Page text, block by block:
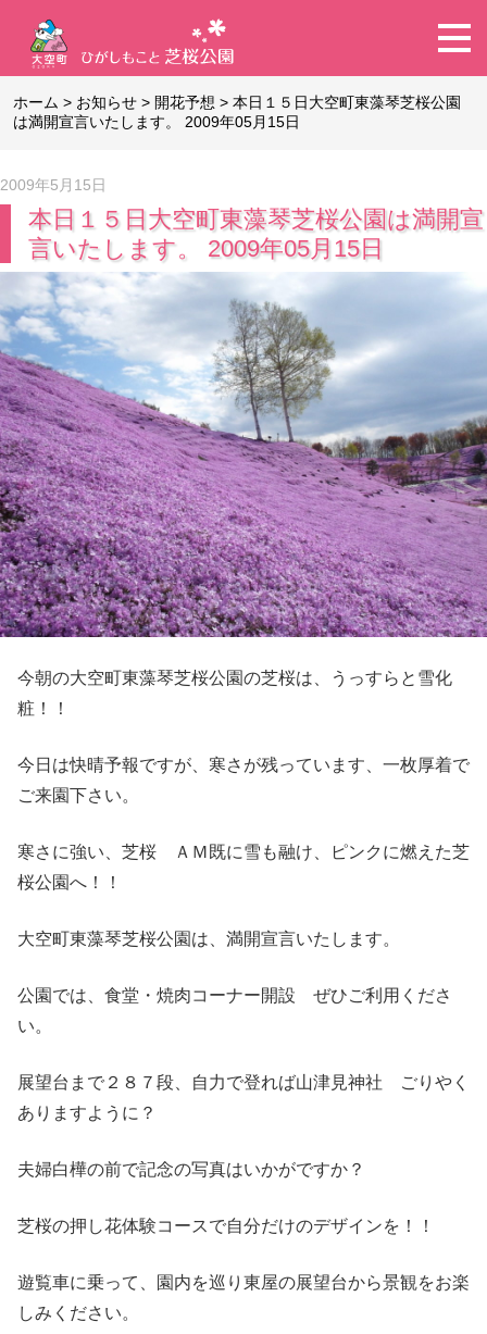
ホーム > お知らせ > 開花予想 >本日１５日大空町東藻琴芝桜公園
は満開宣言いたします。 2009年05月15日
2009年5月15日
本日１５日大空町東藻琴芝桜公園は満開宣
言いたします。 2009年05月15日
今朝の大空町東藻琴芝桜公園の芝桜は、うっすらと雪化
粧！！
今日は快晴予報ですが、寒さが残っています、一枚厚着で
ご来園下さい。
寒さに強い、芝桜 ＡＭ既に雪も融け、ピンクに燃えた芝
桜公園へ！！
大空町東藻琴芝桜公園は、満開宣言いたします。
公園では、食堂・焼肉コーナー開設 ぜひご利用くださ
い。
展望台まで２８７段、自力で登れば山津見神社 ごりやく
ありますように？
夫婦白樺の前で記念の写真はいかがですか？
芝桜の押し花体験コースで自分だけのデザインを！！
遊覧車に乗って、園内を巡り東屋の展望台から景観をお楽
しみください。